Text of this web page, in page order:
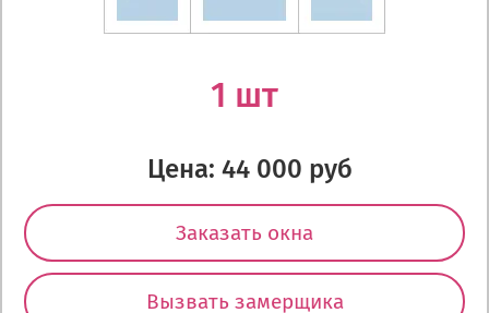
1 шт
Цена: 44 000 руб
Заказать окна
Вызвать замерщика